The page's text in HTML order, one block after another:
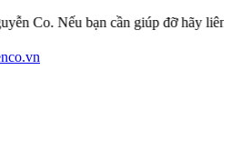
Nếu bạn cần giúp đỡ hãy liên hệ